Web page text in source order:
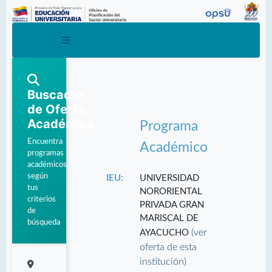
Buscador
de Oferta
Académica
Encuentra
programas
académicos
según
tus
criterios
de
búsqueda
Programa
Académico
IEU:
UNIVERSIDAD
NORORIENTAL
PRIVADA GRAN
MARISCAL DE
AYACUCHO(ver
oferta de esta
institución)